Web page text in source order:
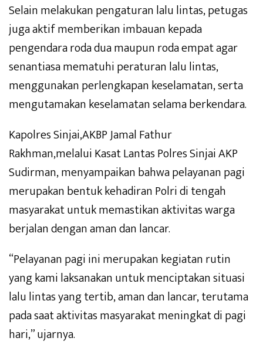
Selain melakukan pengaturan lalu lintas, petugas
juga aktif memberikan imbauan kepada
pengendara roda dua maupun roda empat agar
senantiasa mematuhi peraturan lalu lintas,
menggunakan perlengkapan keselamatan, serta
mengutamakan keselamatan selama berkendara.
Kapolres Sinjai,AKBP Jamal Fathur
Rakhman,melalui Kasat Lantas Polres Sinjai AKP
Sudirman, menyampaikan bahwa pelayanan pagi
merupakan bentuk kehadiran Polri di tengah
masyarakat untuk memastikan aktivitas warga
berjalan dengan aman dan lancar.
“Pelayanan pagi ini merupakan kegiatan rutin
yang kami laksanakan untuk menciptakan situasi
lalu lintas yang tertib, aman dan lancar, terutama
pada saat aktivitas masyarakat meningkat di pagi
hari,” ujarnya.